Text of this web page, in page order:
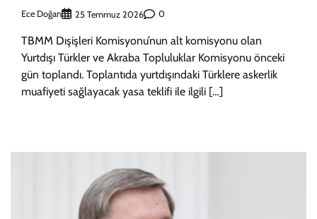
Ece Doğan 25 Temmuz 2026 0
TBMM Dışişleri Komisyonu’nun alt komisyonu olan
Yurtdışı Türkler ve Akraba Topluluklar Komisyonu önceki
gün toplandı. Toplantıda yurtdışındaki Türklere askerlik
muafiyeti sağlayacak yasa teklifi ile ilgili […]